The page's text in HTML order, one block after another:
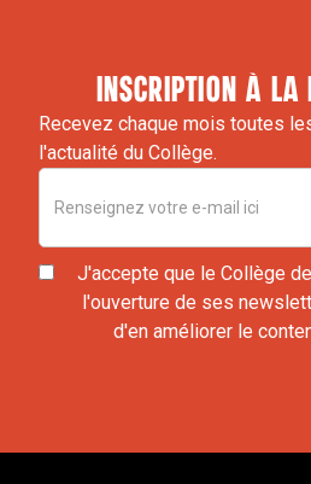
inscription à la
Recevez chaque mois toutes
l'actualité du Collège.
J'accepte que le Collège
l'ouverture de ses
d'en améliorer le